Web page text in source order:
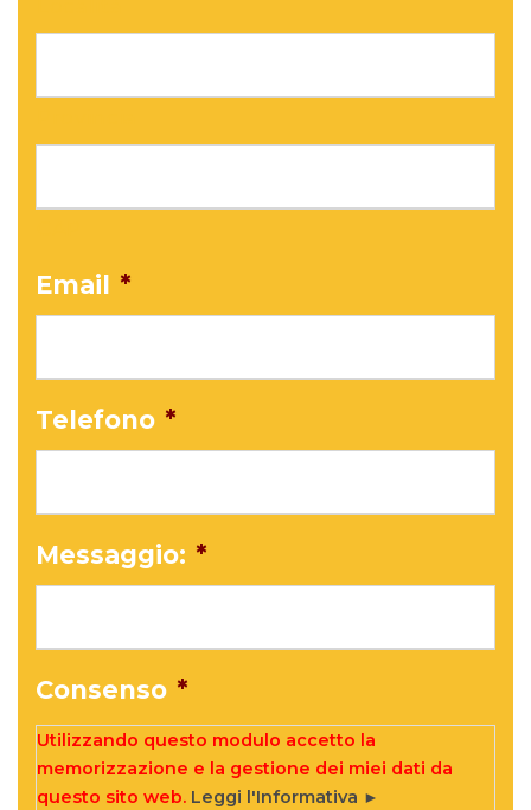
Email *
Telefono *
Messaggio: *
Consenso *
Utilizzando questo modulo accetto la
memorizzazione e la gestione dei miei dati da
questo sito web. Leggi l'Informativa ►